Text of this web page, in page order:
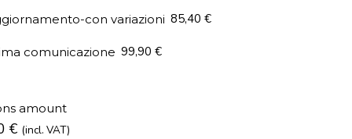
con variazioni 85,40 €
comunicazione 99,90 €
amount
€ (incl. VAT)